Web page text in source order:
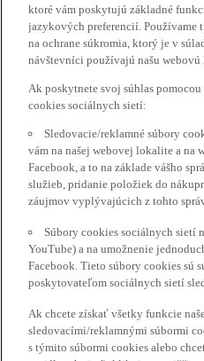
ktoré vám poskytujú základné
jazykových preferencií. Používame
na ochrane súkromia, ktorý je v
návštevníci používajú našu
Ak poskytnete svoj súhlas
cookies sociálnych sietí:
Sledovacie/reklamné súbory
vám na našej webovej lokalite a na
Facebook, a to na základe vášho
služieb, pridanie položiek do
záujmov vyplývajúcich z tohto
Súbory cookies sociálnych sietí
YouTube) a na umožnenie
Facebook. Tieto súbory cookies sú
poskytovateľom sociálnych sietí
Ak chcete získať všetky funkcie
sledovacími/reklamnými súbormi
s týmito súbormi cookies alebo